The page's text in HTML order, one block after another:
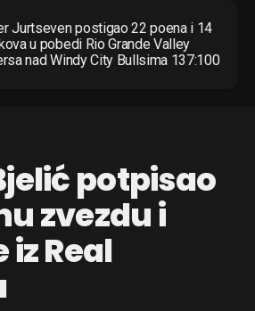
Jurtseven postigao 22 poena i 14
u pobedi Rio Grande Valley
nad Windy City Bullsima 137:100
potpisao
zvezdu i
Real